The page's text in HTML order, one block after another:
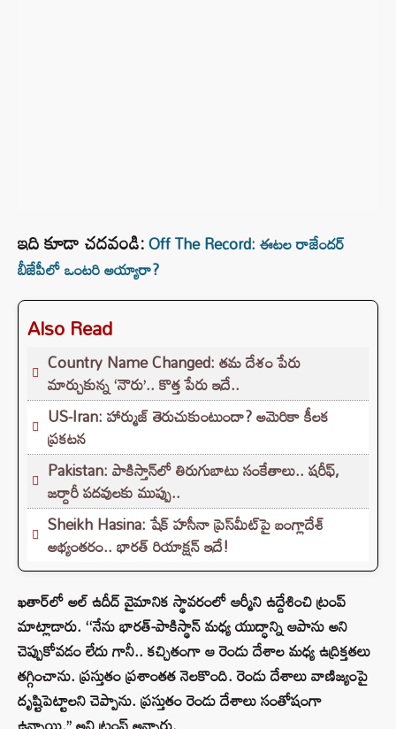
ఇది కూడా చదవండి:Off The Record: ఈటల రాజేందర్‌
బీజేపీలో ఒంటరి అయ్యారా?
Also Read
Country Name Changed: తమ దేశం పేరు
మార్చుకున్న ‘నౌరు’.. కొత్త పేరు ఇదే..
US-Iran: హార్ముజ్ తెరుచుకుంటుందా? అమెరికా కీలక
ప్రకటన
Pakistan: పాకిస్తాన్‌లో తిరుగుబాటు సంకేతాలు.. షరీఫ్,
జర్దారీ పదవులకు ముప్పు..
Sheikh Hasina: షేక్ హసీనా ప్రెస్‌మీట్‌పై బంగ్లాదేశ్
అభ్యంతరం.. భారత్ రియాక్షన్ ఇదే!
ఖతార్‌లో అల్ ఉదీద్ వైమానిక స్థావరంలో ఆర్మీని ఉద్దేశించి ట్రంప్
మాట్లాడారు. ‘‘నేను భారత్-పాకిస్థాన్ మధ్య యుద్ధాన్ని ఆపాను అని
చెప్పుకోవడం లేదు గానీ.. కచ్చితంగా ఆ రెండు దేశాల మధ్య ఉద్రిక్తతలు
తగ్గించాను. ప్రస్తుతం ప్రశాంతత నెలకొంది. రెండు దేశాలు వాణిజ్యంపై
దృష్టిపెట్టాలని చెప్పాను. ప్రస్తుతం రెండు దేశాలు సంతోషంగా